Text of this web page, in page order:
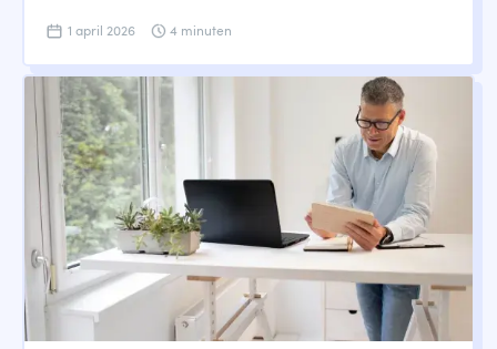
1 april 2026 4 minuten